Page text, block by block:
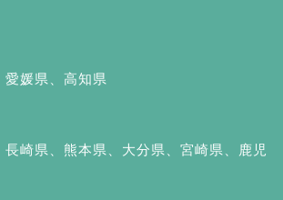
愛媛県 高知県
長崎県 熊本県 大分県 宮崎県
鹿児